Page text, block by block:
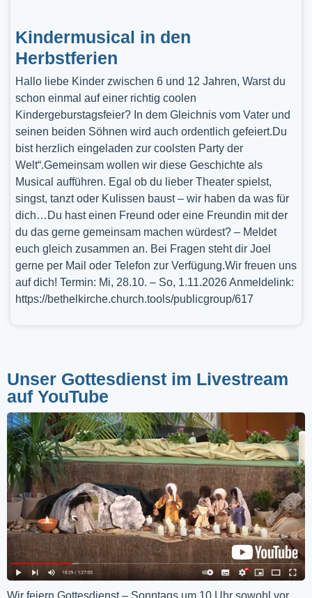
Kindermusical in den
Herbstferien
Hallo liebe Kinder zwischen 6 und 12 Jahren, Warst du
schon einmal auf einer richtig coolen
Kindergeburstagsfeier? In dem Gleichnis vom Vater und
seinen beiden Söhnen wird auch ordentlich gefeiert.Du
bist herzlich eingeladen zur coolsten Party der
Welt“.Gemeinsam wollen wir diese Geschichte als
Musical aufführen. Egal ob du lieber Theater spielst,
singst, tanzt oder Kulissen baust – wir haben da was für
dich…Du hast einen Freund oder eine Freundin mit der
du das gerne gemeinsam machen würdest? – Meldet
euch gleich zusammen an. Bei Fragen steht dir Joel
gerne per Mail oder Telefon zur Verfügung.Wir freuen uns
auf dich! Termin: Mi, 28.10. – So, 1.11.2026 Anmeldelink:
https://bethelkirche.church.tools/publicgroup/617
Unser Gottesdienst im Livestream
auf YouTube
Wir feiern Gottesdienst – Sonntags um 10 Uhr sowohl vor